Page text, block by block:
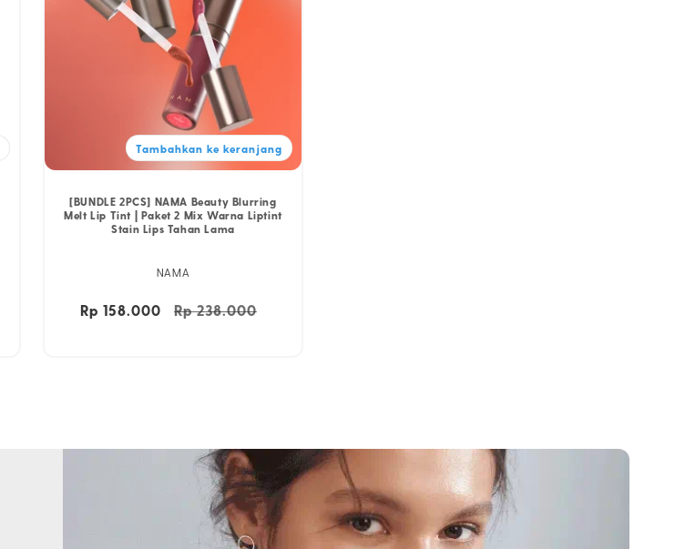
Tambahkan ke keranjang
[BUNDLE 2PCS] NAMA Beauty Blurring
Melt Lip Tint | Paket 2 Mix Warna Liptint
Stain Lips Tahan Lama
NAMA
Rp 158.000
Harga
Rp 238.000